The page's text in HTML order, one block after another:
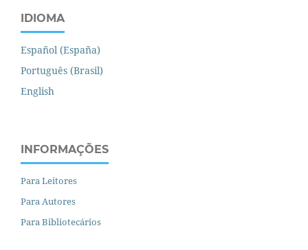
IDIOMA
Español (España)
Português (Brasil)
English
INFORMAÇÕES
Para Leitores
Para Autores
Para Bibliotecários